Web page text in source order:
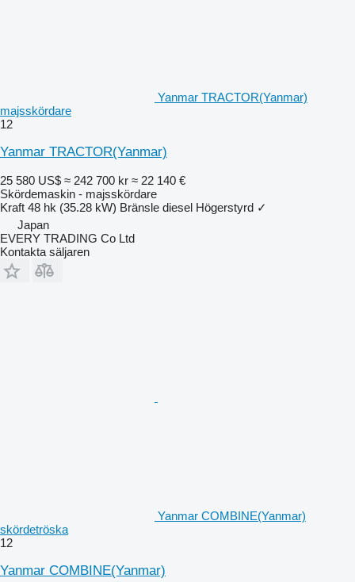
Yanmar TRACTOR(Yanmar)
majsskördare
12
Yanmar TRACTOR(Yanmar)
25 580 US$ ≈ 242 700 kr ≈ 22 140 €
Skördemaskin - majsskördare
Kraft 48 hk (35.28 kW) Bränsle diesel Högerstyrd ✓
Japan
EVERY TRADING Co Ltd
Kontakta säljaren
Yanmar COMBINE(Yanmar)
skördetröska
12
Yanmar COMBINE(Yanmar)